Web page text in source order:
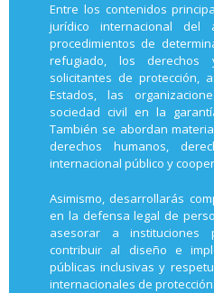
Entre los contenidos
jurídico internacional
procedimientos de
refugiado, los
solicitantes de protección,
Estados, las
sociedad civil en la
También se abordan
derechos humanos,
internacional público y
Asimismo, desarrollarás
en la defensa legal de
asesorar a instituciones
contribuir al diseño e
públicas inclusivas y
internacionales de protección.